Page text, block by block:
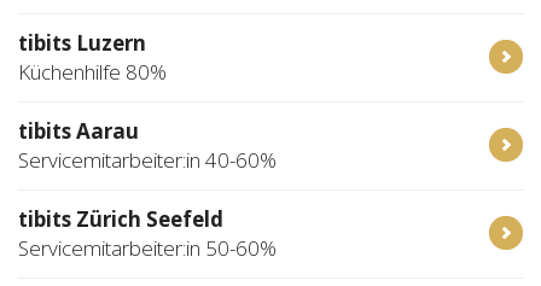
tibits Luzern
Küchenhilfe 80%
tibits Aarau
Servicemitarbeiter:in 40-60%
tibits Zürich Seefeld
Servicemitarbeiter:in 50-60%